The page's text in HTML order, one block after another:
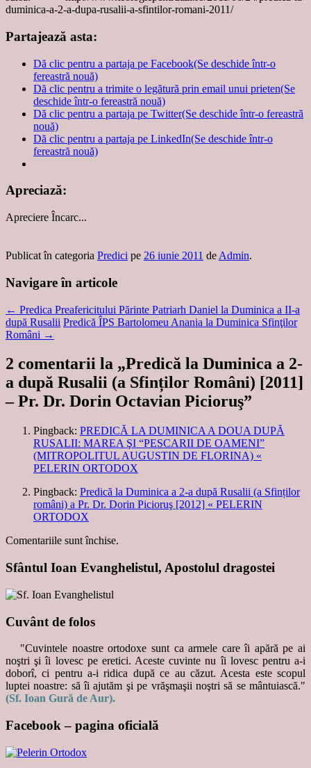
duminica-a-2-a-dupa-rusalii-a-sfintilor-romani-2011/
Partajează asta:
Dă clic pentru a partaja pe Facebook(Se deschide într-o
fereastră nouă)
Dă clic pentru a trimite o legătură prin email unui prieten(Se
deschide într-o fereastră nouă)
Dă clic pentru a partaja pe Twitter(Se deschide într-o fereastră
nouă)
Dă clic pentru a partaja pe LinkedIn(Se deschide într-o
fereastră nouă)
Apreciază:
Apreciere Încarc...
Publicat în categoria Predici pe 26 iunie 2011 de Admin.
Navigare în articole
← Predica Preafericitului Părinte Patriarh Daniel la Duminica a II-a
după Rusalii Predică ÎPS Bartolomeu Anania la Duminica Sfinţilor
Români →
2 comentarii la „Predică la Duminica a 2-
a după Rusalii (a Sfinților Români) [2011]
– Pr. Dr. Dorin Octavian Picioruş”
Pingback: PREDICĂ LA DUMINICA A DOUA DUPĂ
RUSALII: MAREA ŞI “PESCARII DE OAMENI”
(MITROPOLITUL AUGUSTIN DE FLORINA) «
PELERIN ORTODOX
Pingback: Predică la Duminica a 2-a după Rusalii (a Sfinților
români) a Pr. Dr. Dorin Picioruş [2012] « PELERIN
ORTODOX
Comentariile sunt închise.
Sfântul Ioan Evanghelistul, Apostolul dragostei
Cuvânt de folos
"Cuvintele noastre ortodoxe sunt ca armele care îi apără pe ai
noştri şi îi lovesc pe eretici. Aceste cuvinte nu îi lovesc pentru a-i
doborî, ci pentru a-i ridica după ce au căzut. Acesta este scopul
luptei noastre: să îi ajutăm şi pe vrăşmaşii noştri să se mântuiască."
(Sf. Ioan Gură de Aur).
Facebook – pagina oficială